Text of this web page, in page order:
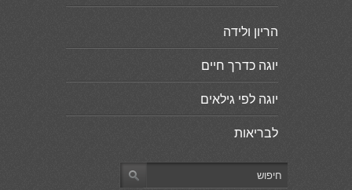
הריון ולידה
יוגה כדרך חיים
יוגה לפי גילאים
לבריאות